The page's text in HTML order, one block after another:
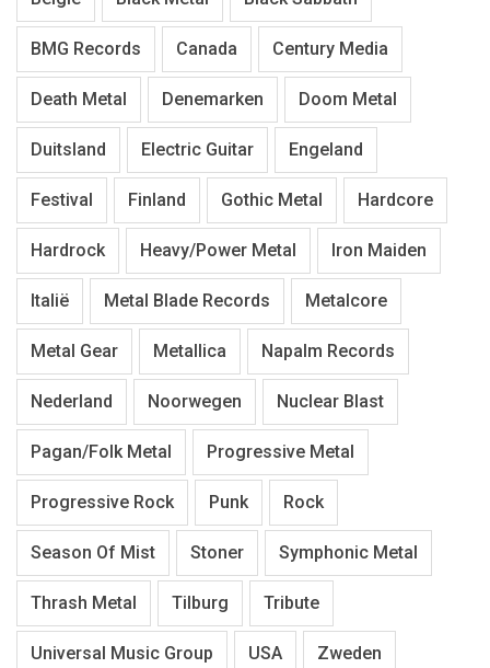
BMG Records Canada Century Media
Death Metal Denemarken Doom Metal
Duitsland Electric Guitar Engeland
Festival Finland Gothic Metal Hardcore
Hardrock Heavy/Power Metal Iron Maiden
Italië Metal Blade Records Metalcore
Metal Gear Metallica Napalm Records
Nederland Noorwegen Nuclear Blast
Pagan/Folk Metal Progressive Metal
Progressive Rock Punk Rock
Season Of Mist Stoner Symphonic Metal
Thrash Metal Tilburg Tribute
Universal Music Group USA Zweden